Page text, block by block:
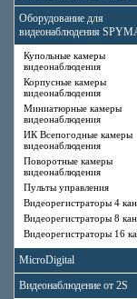
Оборудование для
видеонаблюдения
Купольные камеры
видеонаблюдения
Корпусные камеры
видеонаблюдения
Миниатюрные камеры
видеонаблюдения
ИК Всепогодные камеры
видеонаблюдения
Поворотные камеры
видеонаблюдения
Пульты управления
Видеорегистраторы 4
Видеорегистраторы 8
Видеорегистраторы 16
MicroDigital
Видеонаблюдение от 2S